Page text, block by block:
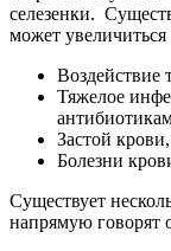
селезенки.
может увеличиться
Воздействие
Тяжелое
Застой
Болезни
Существует
напрямую говорят